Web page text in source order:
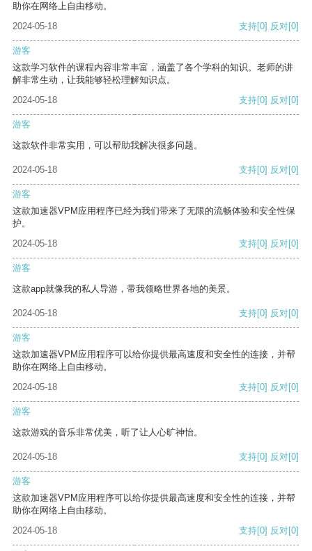
助你在网络上自由移动。
2024-05-18
支持[0] 反对[0]
游客
这款学习软件的课程内容非常丰富，涵盖了各个学科的知识。老师的讲
解非常生动，让我能够轻松理解知识点。
2024-05-18
支持[0] 反对[0]
游客
这款软件非常实用，可以帮助我解决很多问题。
2024-05-18 支持[0] 反对[0]
游客
这款加速器VPM应用程序已经为我们带来了无限的流畅体验和安全性保
护。
2024-05-18
支持[0] 反对[0]
游客
这款app就像我的私人导游，带我领略世界各地的美景。
2024-05-18 支持[0] 反对[0]
游客
这款加速器VPM应用程序可以给你提供最高速度和安全性的连接，并帮
助你在网络上自由移动。
2024-05-18
支持[0] 反对[0]
游客
这款游戏的音乐非常优美，听了让人心旷神怡。
2024-05-18 支持[0] 反对[0]
游客
这款加速器VPM应用程序可以给你提供最高速度和安全性的连接，并帮
助你在网络上自由移动。
2024-05-18
支持[0] 反对[0]